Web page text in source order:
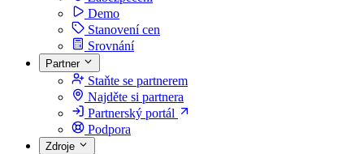
Demo
Stanovení cen
Srovnání
Partner
Staňte se partnerem
Najděte si partnera
Partnerský portál
Podpora
Zdroje